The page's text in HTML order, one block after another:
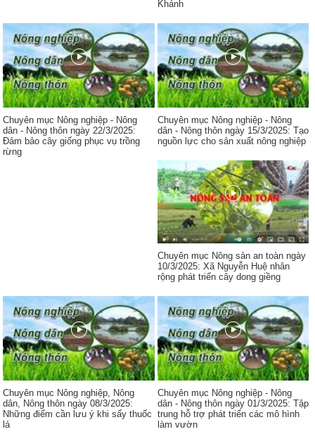
Khánh
Chuyên mục Nông nghiệp - Nông
dân - Nông thôn ngày 22/3/2025:
Đảm bảo cây giống phục vụ trồng
rừng
Chuyên mục Nông nghiệp - Nông
dân - Nông thôn ngày 15/3/2025: Tạo
nguồn lực cho sản xuất nông nghiệp
Chuyên mục Nông sản an toàn ngày
10/3/2025: Xã Nguyễn Huệ nhân
rộng phát triển cây dong giềng
Chuyên mục Nông nghiệp, Nông
dân, Nông thôn ngày 08/3/2025:
Những điểm cần lưu ý khi sấy thuốc
lá
Chuyên mục Nông nghiệp - Nông
dân - Nông thôn ngày 01/3/2025: Tập
trung hỗ trợ phát triển các mô hình
làm vườn